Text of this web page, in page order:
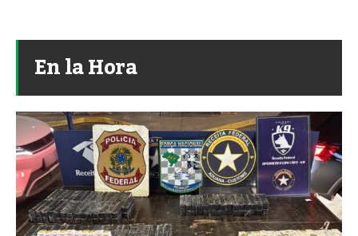
En la Hora